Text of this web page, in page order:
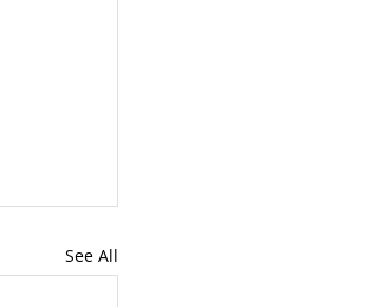
See All